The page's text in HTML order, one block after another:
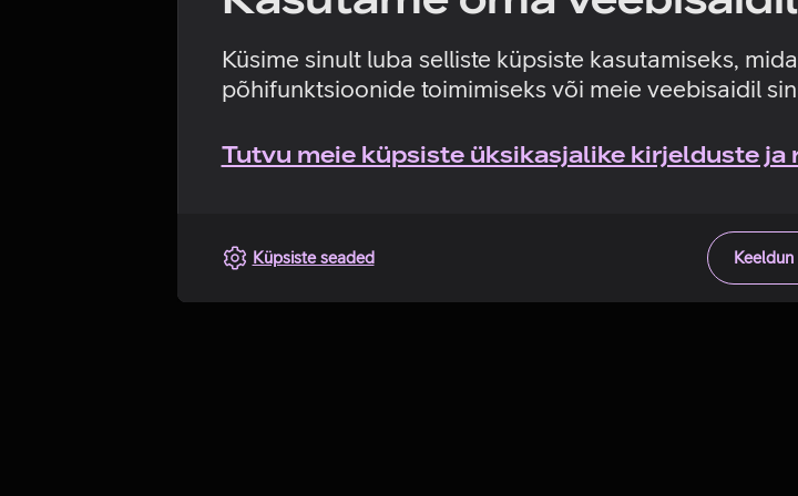
Küsime sinult luba selliste küpsiste kasutamiseks,
põhifunktsioonide toimimiseks või meie veebisaidil
Tutvu meie küpsiste üksikasjalike kirjelduste ja
Küpsiste seaded